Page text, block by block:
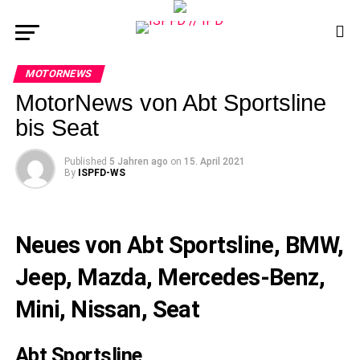
MOTORNEWS
MotorNews von Abt Sportsline
bis Seat
Published 5 Jahren ago on 15. April 2021
By ISPFD-WS
Neues von Abt Sportsline, BMW,
Jeep, Mazda, Mercedes-Benz,
Mini, Nissan, Seat
Abt Sportsline